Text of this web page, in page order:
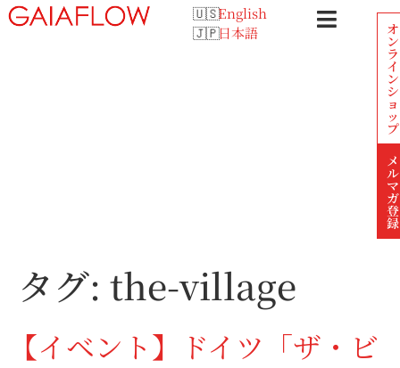
English
日本語
オ
ン
ラ
イ
ン
シ
ョ
ッ
プ
メ
ル
マ
ガ
登
録
タグ: the-village
【イベント】ドイツ「ザ・ビ